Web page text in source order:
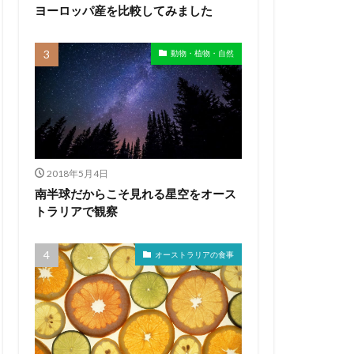
ヨーロッパ産を比較してみました
動物・植物・自然
2018年5月4日
南半球だからこそ見れる星空をオース
トラリアで観察
オーストラリアの食事